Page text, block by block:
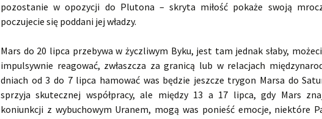
pozostanie w opozycji do Plutona – skryta miłość pokaże swoją
poczujecie się poddani jej władzy.
Mars do 20 lipca przebywa w życzliwym Byku, jest tam jednak słaby,
impulsywnie reagować, zwłaszcza za granicą lub w relacjach
dniach od 3 do 7 lipca hamować was będzie jeszcze trygon Marsa do
sprzyja skutecznej współpracy, ale między 13 a 17 lipca, gdy Mars
koniunkcji z wybuchowym Uranem, mogą was ponieść emocje, niektóre